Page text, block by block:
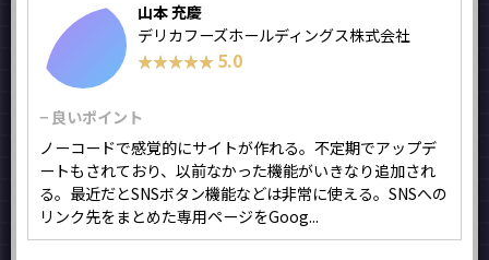
山本 充慶
デリカフーズホールディングス株式会社
★★★★★
★★★★★ 5.0
− 良いポイント
ノーコードで感覚的にサイトが作れる。不定期でアップデ
ートもされており、以前なかった機能がいきなり追加され
る。最近だとSNSボタン機能などは非常に使える。SNSへの
リンク先をまとめた専用ページをGoog...